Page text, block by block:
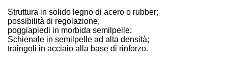
Struttura in solido legno di acero o rubber;
possibilità di regolazione;
poggiapiedi in morbida semilpelle;
Schienale in semilpelle ad alta densità;
traingoli in acciaio alla base di rinforzo.